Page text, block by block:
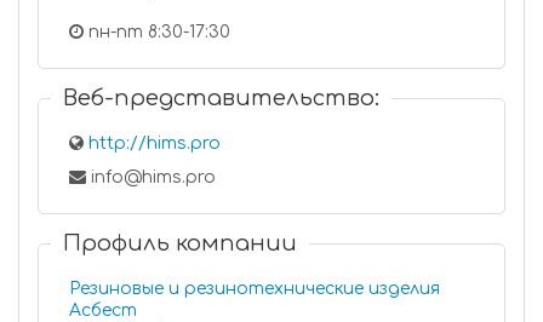
пн-пт 8:30-17:30
Веб-представительство:
http://hims.pro
info@hims.pro
Профиль компании
Резиновые и резинотехнические изделия
Асбест